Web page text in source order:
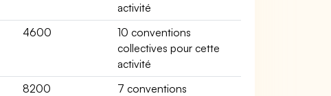
activité
4600
10 conventions
collectives pour cette
activité
8200
7 conventions